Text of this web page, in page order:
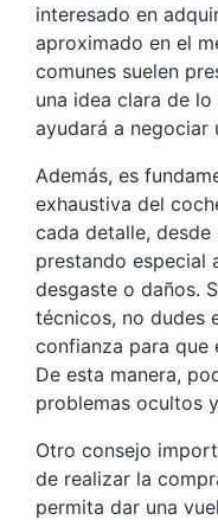
interesado en
aproximado en el
comunes suelen
una idea clara de
ayudará a negociar
Además, es
exhaustiva del
cada detalle,
prestando especial
desgaste o daños.
técnicos, no dudes
confianza para que
De esta manera,
problemas ocultos
Otro consejo
de realizar la
permita dar una